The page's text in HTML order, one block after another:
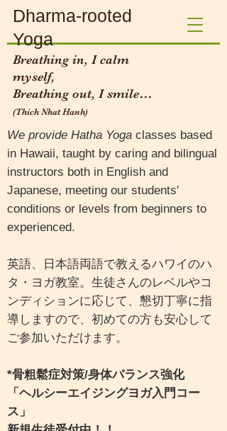
Dharma-rooted
Yoga
Breathing in, I calm
myself,
Breathing out, I smile…
(Thich Nhat Hanh)​
We provide Hatha Yoga classes based
in Hawaii, taught by caring and bilingual
instructors both in English and
Japanese, meeting our students'
conditions or levels from beginners to
experienced.
英語、日本語両語で教えるハワイのハ
タ・ヨガ教室。生徒さんのレベルやコ
ンディションに応じて、懇切丁寧に指
導しますので、初めての方も安心して
ご参加いただけます。
*骨粗鬆症対策/身体バランス強化
「ヘルシーエイジングヨガ入門 コー
ス」